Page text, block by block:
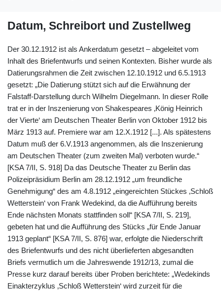
Datum, Schreibort und Zustellweg
Der 30.12.1912 ist als Ankerdatum gesetzt – abgeleitet vom
Inhalt des Briefentwurfs und seinen Kontexten. Bisher wurde als
Datierungsrahmen die Zeit zwischen 12.10.1912 und 6.5.1913
gesetzt: „Die Datierung stützt sich auf die Erwähnung der
Falstaff-Darstellung durch Wilhelm Diegelmann. In dieser Rolle
trat er in der Inszenierung von Shakespeares ‚König Heinrich
der Vierte‘ am Deutschen Theater Berlin von Oktober 1912 bis
März 1913 auf. Premiere war am 12.X.1912 [...]. Als spätestens
Datum muß der 6.V.1913 angenommen, als die Inszenierung
am Deutschen Theater (zum zweiten Mal) verboten wurde.“
[KSA 7/II, S. 918] Da das Deutsche Theater zu Berlin das
Polizeipräsidium Berlin am 28.12.1912 „um freundliche
Genehmigung“ des am 4.8.1912 „eingereichten Stückes ‚Schloß
Wetterstein‘ von Frank Wedekind, da die Aufführung bereits
Ende nächsten Monats stattfinden soll“ [KSA 7/II, S. 219],
gebeten hat und die Aufführung des Stücks „für Ende Januar
1913 geplant“ [KSA 7/II, S. 876] war, erfolgte die Niederschrift
des Briefentwurfs und des nicht überlieferten abgesandten
Briefs vermutlich um die Jahreswende 1912/13, zumal die
Presse kurz darauf bereits über Proben berichtete: „Wedekinds
Einakterzyklus ‚Schloß Wetterstein‘ wird zurzeit für die